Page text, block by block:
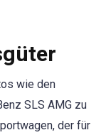
wie den
SLS AMG zu
der für